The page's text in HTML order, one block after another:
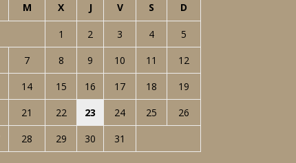
M X J V S D
1 2 3 4
5
7 8 9 10 11
12
14 15 16 17 18
19
21 22 23 24 25
26
28 29 30
31